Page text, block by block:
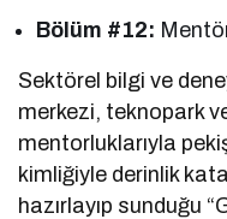
Bölüm #12:
Sektörel bilgi ve
merkezi, teknopark
mentorluklarıyla
kimliğiyle derinlik
hazırlayıp sunduğu